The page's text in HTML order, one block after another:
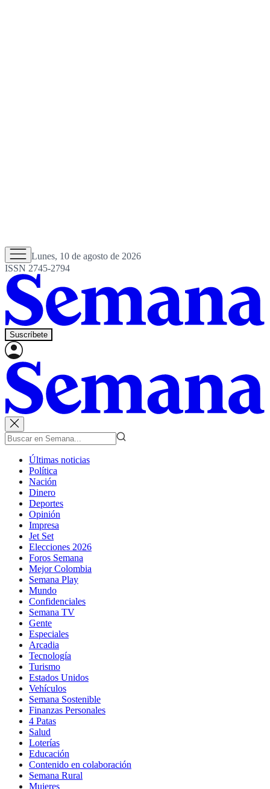
Lunes, 10 de agosto de 2026
ISSN 2745-2794
Suscríbete
Últimas noticias
Política
Nación
Dinero
Deportes
Opinión
Impresa
Jet Set
Elecciones 2026
Foros Semana
Mejor Colombia
Semana Play
Mundo
Confidenciales
Semana TV
Gente
Especiales
Arcadia
Tecnología
Turismo
Estados Unidos
Vehículos
Semana Sostenible
Finanzas Personales
4 Patas
Salud
Loterías
Educación
Contenido en colaboración
Semana Rural
Mujeres